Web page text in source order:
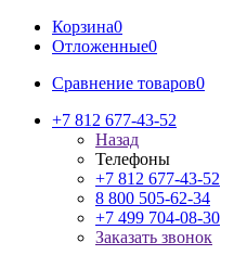
Корзина0
Отложенные0
Сравнение товаров0
+7 812 677-43-52
Назад
Телефоны
+7 812 677-43-52
8 800 505-62-34
+7 499 704-08-30
Заказать звонок